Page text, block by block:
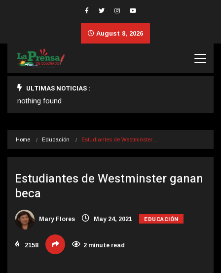
August 8, 2026
ULTIMAS NOTICIAS :
nothing found
Home Educación Estudiantes de Westminster…
Estudiantes de Westminster ganan
beca
Mary Flores May 24, 2021 EDUCACIÓN
2158 2 minute read